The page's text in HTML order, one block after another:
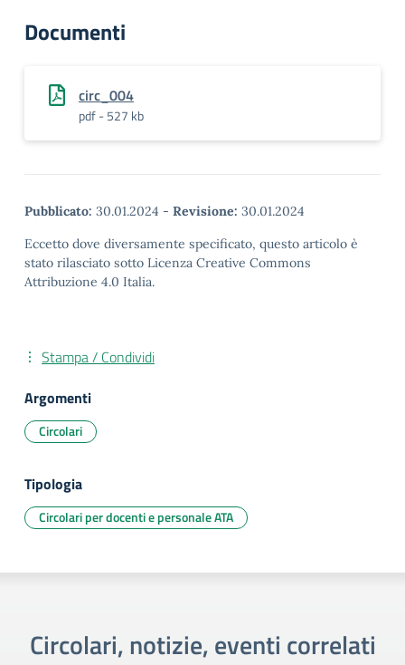
Documenti
circ_004
pdf - 527 kb
Pubblicato: 30.01.2024 - Revisione: 30.01.2024
Eccetto dove diversamente specificato, questo articolo è
stato rilasciato sotto Licenza Creative Commons
Attribuzione 4.0 Italia.
Stampa / Condividi
Argomenti
Circolari
Tipologia
Circolari per docenti e personale ATA
Circolari, notizie, eventi correlati